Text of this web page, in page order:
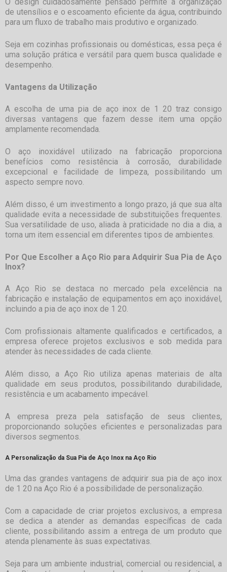
de utensílios e o escoamento eficiente da água, contribuindo
para um fluxo de trabalho mais produtivo e organizado.
Seja em cozinhas profissionais ou domésticas, essa peça é
uma solução prática e versátil para quem busca qualidade e
desempenho.
Vantagens da Utilização
A escolha de uma pia de aço inox de 1 20 traz consigo
diversas vantagens que fazem desse item uma opção
amplamente recomendada.
O aço inoxidável utilizado na fabricação proporciona
benefícios como resistência à corrosão, durabilidade
excepcional e facilidade de limpeza, possibilitando um
aspecto sempre novo.
Além disso, é um investimento a longo prazo, já que sua alta
qualidade evita a necessidade de substituições frequentes.
Sua versatilidade de uso, aliada à praticidade no dia a dia, a
torna um item essencial em diferentes tipos de ambientes.
Por Que Escolher a Aço Rio para Adquirir Sua Pia de Aço
Inox?
A Aço Rio se destaca no mercado pela excelência na
fabricação e instalação de equipamentos em aço inoxidável,
incluindo a pia de aço inox de 1 20.
Com profissionais altamente qualificados e certificados, a
empresa oferece projetos exclusivos e sob medida para
atender às necessidades de cada cliente.
Além disso, a Aço Rio utiliza apenas materiais de alta
qualidade em seus produtos, possibilitando durabilidade,
resistência e um acabamento impecável.
A empresa preza pela satisfação de seus clientes,
proporcionando soluções eficientes e personalizadas para
diversos segmentos.
A Personalização da Sua Pia de Aço Inox na Aço Rio
Uma das grandes vantagens de adquirir sua pia de aço inox
de 1 20 na Aço Rio é a possibilidade de personalização.
Com a capacidade de criar projetos exclusivos, a empresa
se dedica a atender as demandas específicas de cada
cliente, possibilitando assim a entrega de um produto que
atenda plenamente às suas expectativas.
Seja para um ambiente industrial, comercial ou residencial, a